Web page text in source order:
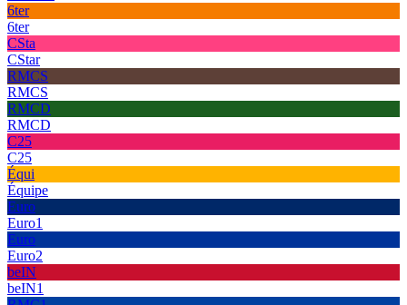
6ter
6ter
CSta
CStar
RMCS
RMCS
RMCD
RMCD
C25
C25
Équi
Équipe
Euro
Euro1
Euro
Euro2
beIN
beIN1